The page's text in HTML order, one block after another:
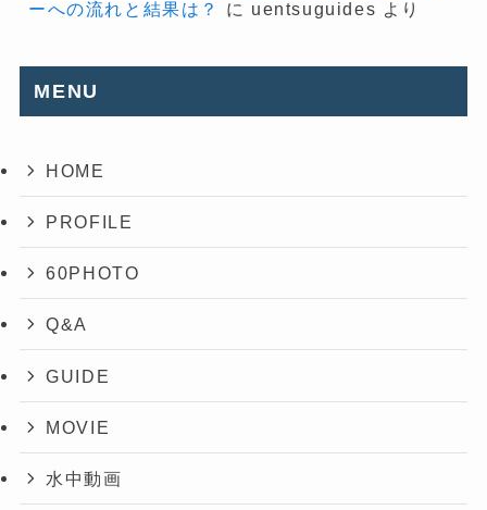
ーへの流れと結果は？
に uentsuguides より
MENU
HOME
PROFILE
60PHOTO
Q&A
GUIDE
MOVIE
水中動画